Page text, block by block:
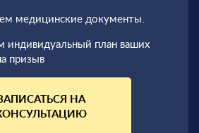
медицинские документы.
индивидуальный план ваших
призыв
НА